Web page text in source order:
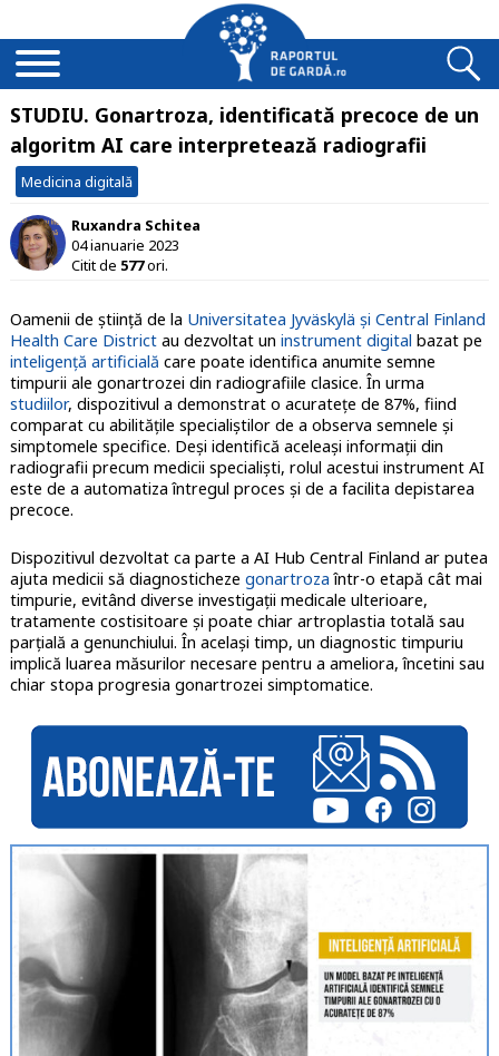
STUDIU. Gonartroza, identificată precoce de un
algoritm AI care interpretează radiografii
Medicina digitală
Ruxandra Schitea
04 ianuarie 2023
Citit de 577ori.
Oamenii de știință de la Universitatea Jyväskylä și Central Finland
Health Care Districtau dezvoltat un instrument digital bazat pe
inteligență artificială care poate identifica anumite semne
timpurii ale gonartrozei din radiografiile clasice. În urma
studiilor, dispozitivul a demonstrat o acuratețe de 87%, fiind
comparat cu abilitățile specialiștilor de a observa semnele și
simptomele specifice. Deși identifică aceleași informații din
radiografii precum medicii specialiști, rolul acestui instrument AI
este de a automatiza întregul proces și de a facilita depistarea
precoce.
Dispozitivul dezvoltat ca parte a AI Hub Central Finland ar putea
ajuta medicii să diagnosticheze gonartroza într-o etapă cât mai
timpurie, evitând diverse investigații medicale ulterioare,
tratamente costisitoare și poate chiar artroplastia totală sau
parțială a genunchiului. În același timp, un diagnostic timpuriu
implică luarea măsurilor necesare pentru a ameliora, încetini sau
chiar stopa progresia gonartrozei simptomatice.